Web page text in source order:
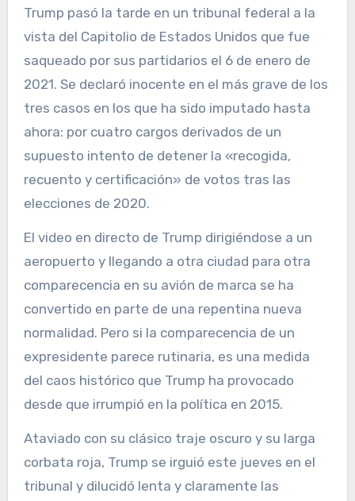
Trump pasó la tarde en un tribunal federal a la
vista del Capitolio de Estados Unidos que fue
saqueado por sus partidarios el 6 de enero de
2021. Se declaró inocente en el más grave de los
tres casos en los que ha sido imputado hasta
ahora: por cuatro cargos derivados de un
supuesto intento de detener la «recogida,
recuento y certificación» de votos tras las
elecciones de 2020.
El video en directo de Trump dirigiéndose a un
aeropuerto y llegando a otra ciudad para otra
comparecencia en su avión de marca se ha
convertido en parte de una repentina nueva
normalidad. Pero si la comparecencia de un
expresidente parece rutinaria, es una medida
del caos histórico que Trump ha provocado
desde que irrumpió en la política en 2015.
Ataviado con su clásico traje oscuro y su larga
corbata roja, Trump se irguió este jueves en el
tribunal y dilucidó lenta y claramente las